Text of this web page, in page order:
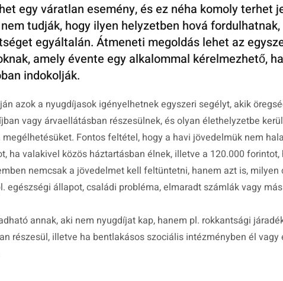
egy váratlan esemény, és ez néha komoly terhet
tudják, hogy ilyen helyzetben hová fordulhatnak,
egyáltalán. Átmeneti megoldás lehet az
amely évente egy alkalommal kérelmezhető,
indokolják.
azok a nyugdíjasok igényelhetnek egyszeri segélyt, akik
vagy árvaellátásban részesülnek, és olyan élethelyzetbe
Fontos feltétel, hogy a havi jövedelmük nem
ha valakivel közös háztartásban élnek, illetve a 120.000 forintot,
nemcsak a jövedelmet kell feltüntetni, hanem azt is, milyen
egészségi állapot, családi probléma, elmaradt számlák vagy más
annak, aki nem nyugdíjat kap, hanem pl. rokkantsági
részesül, illetve ha bentlakásos szociális intézményben él vagy